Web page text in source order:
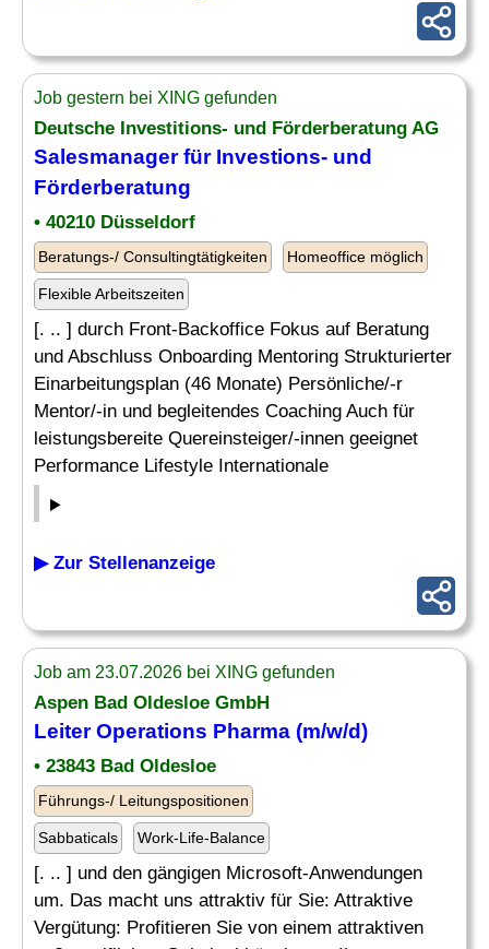
Job gestern bei XING gefunden
Deutsche Investitions- und Förderberatung AG
Salesmanager für Investions- und
Förderberatung
• 40210 Düsseldorf
Beratungs-/ Consultingtätigkeiten Homeoffice möglich
Flexible Arbeitszeiten
[. .. ] durch Front-Backoffice Fokus auf Beratung
und Abschluss Onboarding Mentoring Strukturierter
Einarbeitungsplan (46 Monate) Persönliche/-r
Mentor/-in und begleitendes Coaching Auch für
leistungsbereite Quereinsteiger/-innen geeignet
Performance Lifestyle Internationale
▶ Zur Stellenanzeige
Job am 23.07.2026 bei XING gefunden
Aspen Bad Oldesloe GmbH
Leiter Operations Pharma (m/w/d)
• 23843 Bad Oldesloe
Führungs-/ Leitungspositionen
Sabbaticals Work-Life-Balance
[. .. ] und den gängigen Microsoft-Anwendungen
um. Das macht uns attraktiv für Sie: Attraktive
Vergütung: Profitieren Sie von einem attraktiven